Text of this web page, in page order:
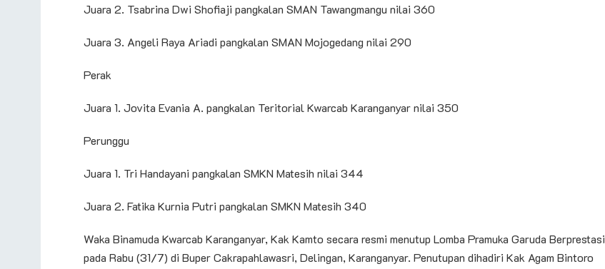
Juara 2. Tsabrina Dwi Shofiaji pangkalan SMAN Tawangmangu nilai 360
Juara 3. Angeli Raya Ariadi pangkalan SMAN Mojogedang nilai 290
Perak
Juara 1. Jovita Evania A. pangkalan Teritorial Kwarcab Karanganyar nilai 350
Perunggu
Juara 1. Tri Handayani pangkalan SMKN Matesih nilai 344
Juara 2. Fatika Kurnia Putri pangkalan SMKN Matesih 340
Waka Binamuda Kwarcab Karanganyar, Kak Kamto secara resmi menutup Lomba Pramuka Garuda Berprestasi
pada Rabu (31/7) di Buper Cakrapahlawasri, Delingan, Karanganyar. Penutupan dihadiri Kak Agam Bintoro